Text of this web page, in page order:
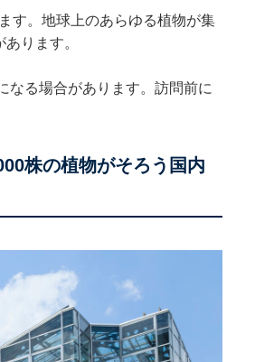
す。地球上のあらゆる植物が集
ります。
る場合があります。訪問前に
株の植物がそろう国内